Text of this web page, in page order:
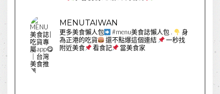
MENUTAIWAN
更多美食懶人包 #menu美食誌懶人包.
身
為正港的吃貨
還不點爆這個連結
一秒找
附近美食
看食記 當美食家